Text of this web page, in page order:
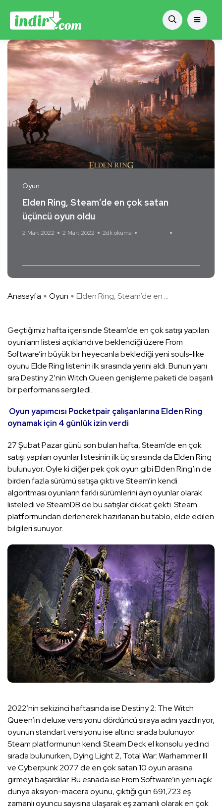
Oyun
Elden Ring, Steam’de en çok satan
üçüncü oyun oldu
2 Mart 2022 2 Mart 2022 2dk okuma
Anasayfa Oyun Elden Ring, Steam’de en ...
Geçtiğimiz hafta içerisinde Steam’de en çok satışı yapılan
oyunların listesi açıklandı ve beklendiği üzere From
Software’in büyük bir heyecanla beklediği yeni souls-like
oyunu Elde Ring listenin ilk sırasında yerini aldı. Bunun yanı
sıra Destiny 2’nin Witch Queen genişleme paketi de başarılı
bir performans sergiledi.
Oyun yapımcısı Pocketpair çalışanlarına Elden Ring
oynamak için 4 günlük izin verdi
27 Şubat Pazar günü son bulan hafta, Steam’de en çok
satışı yapılan oyunlar listesinin ilk üç sırasında da Elden Ring
bulunuyor. Öyle ki diğer pek çok oyun gibi Elden Ring’in de
birden fazla sürümü satışa çıktı ve Steam’in kendi
algoritması oyunların farklı sürümlerini ayrı oyunlar olarak
listeledi ve SteamDB de bu satışlar dikkat çekti. Steam
platformundan derlenerek hazırlanan bu tablo, elde edilen
bilgileri sunuyor.
2022’nin sekizinci haftasında ise Destiny 2: The Witch
Queen’in deluxe versiyonu dördüncü sıraya adını yazdırıyor,
oyunun standart versiyonu ise altıncı sırada bulunuyor.
Steam platformunun kendi Steam Deck el konsolu yedinci
sırada bulunurken, Dying Light 2, Total War: Warhammer III
ve Cyberpunk 2077 de en çok satan 10 oyun arasına
girmeyi başardılar. Bu esnada ise From Software’in yeni açık
dünya aksiyon-macera oyunu, çıktığı gün 691,723 eş
zamanlı oyuncu sayısına ulaşarak eş zamanlı olarak en çok